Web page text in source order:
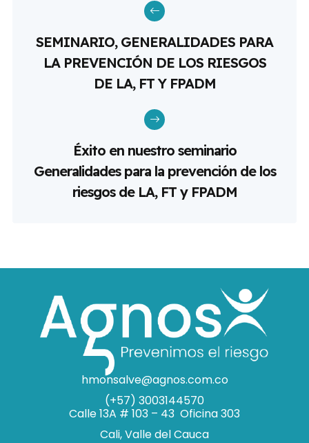
SEMINARIO, GENERALIDADES PARA
LA PREVENCIÓN DE LOS RIESGOS
DE LA, FT Y FPADM
Éxito en nuestro seminario
Generalidades para la prevención de los
riesgos de LA, FT y FPADM
hmonsalve@agnos.com.co
(+57) 3003144570
Calle 13A # 103 – 43 Oficina 303
Cali, Valle del Cauca